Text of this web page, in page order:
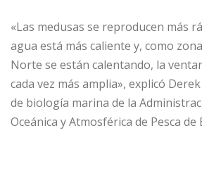
«Las medusas se reproducen más
agua está más caliente y, como
Norte se están calentando, la
cada vez más amplia», explicó
de biología marina de la
Oceánica y Atmosférica de Pesca de